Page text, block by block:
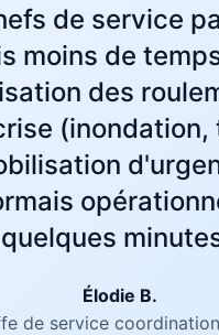
de service
moins de
des
(inondation,
quelques
Élodie B.
de service